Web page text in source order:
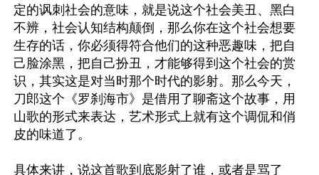
定的讽刺社会的意味，就是说这个社会美丑、黑白
不辨，社会认知结构颠倒，那么你在这个社会想要
生存的话，你必须得符合他们的这种恶趣味，把自
己脸涂黑，把自己扮丑，才能够得到这个社会的赏
识，其实这是对当时那个时代的影射。那么今天，
刀郎这个《罗刹海市》是借用了聊斋这个故事，用
山歌的形式来表达，艺术形式上就有这个调侃和俏
皮的味道了。
具体来讲，说这首歌到底影射了谁，或者是骂了